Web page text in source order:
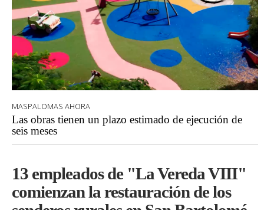
MASPALOMAS AHORA
Las obras tienen un plazo estimado de ejecución de
seis meses
13 empleados de "La Vereda VIII"
comienzan la restauración de los